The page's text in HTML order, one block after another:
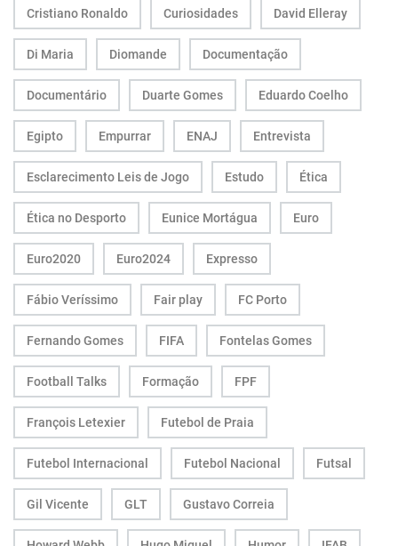
Cristiano Ronaldo Curiosidades David Elleray
Di Maria Diomande Documentação
Documentário Duarte Gomes Eduardo Coelho
Egipto Empurrar ENAJ Entrevista
Esclarecimento Leis de Jogo Estudo Ética
Ética no Desporto Eunice Mortágua Euro
Euro2020 Euro2024 Expresso
Fábio Veríssimo Fair play FC Porto
Fernando Gomes FIFA Fontelas Gomes
Football Talks Formação FPF
François Letexier Futebol de Praia
Futebol Internacional Futebol Nacional Futsal
Gil Vicente GLT Gustavo Correia